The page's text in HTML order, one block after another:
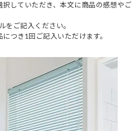
していただき、本文に商品の感想やご
をご記入ください。
つき1回ご記入いただけます。